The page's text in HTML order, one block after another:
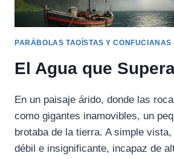
PARÁBOLAS TAOÍSTAS Y CONFUCIANAS
El Agua que
En un paisaje árido, donde las
como gigantes inamovibles, un
brotaba de la tierra. A simple
débil e insignificante, incapaz de